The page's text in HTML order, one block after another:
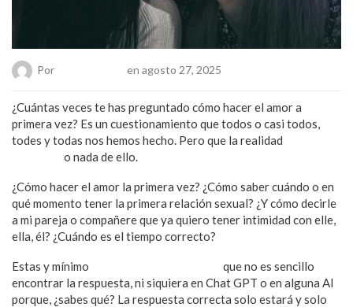
Por en agosto 27, 2025
¿Cuántas veces te has preguntado cómo hacer el amor a
primera vez? Es un cuestionamiento que todos o casi todos,
todes y todas nos hemos hecho. Pero que la realidad
o nada de ello.
¿Cómo hacer el amor la primera vez? ¿Cómo saber cuándo o en
qué momento tener la primera relación sexual? ¿Y cómo decirle
a mi pareja o compañere que ya quiero tener intimidad con elle,
ella, él? ¿Cuándo es el tiempo correcto?
Estas y mínimo
que no es sencillo
encontrar la respuesta, ni siquiera en Chat GPT o en alguna AI
porque, ¿sabes qué? La respuesta correcta solo estará y solo